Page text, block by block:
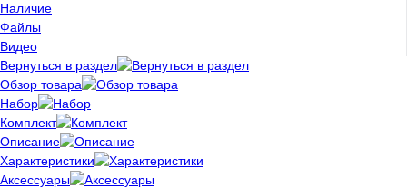
Наличие
Файлы
Видео
Вернуться в раздел
Обзор товара
Набор
Комплект
Описание
Характеристики
Аксессуары